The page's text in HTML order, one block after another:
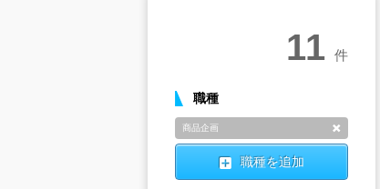
11 件
職種
商品企画
職種を追加